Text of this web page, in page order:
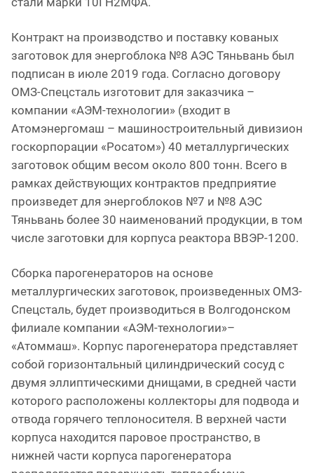
Контракт на производство и поставку кованых
заготовок для энергоблока №8 АЭС Тяньвань был
подписан в июле 2019 года. Согласно договору
ОМЗ-Спецсталь изготовит для заказчика –
компании «АЭМ-технологии» (входит в
Атомэнергомаш – машиностроительный дивизион
госкорпорации «Росатом») 40 металлургических
заготовок общим весом около 800 тонн. Всего в
рамках действующих контрактов предприятие
произведет для энергоблоков №7 и №8 АЭС
Тяньвань более 30 наименований продукции, в том
числе заготовки для корпуса реактора ВВЭР-1200.
Сборка парогенераторов на основе
металлургических заготовок, произведенных ОМЗ-
Спецсталь, будет производиться в Волгодонском
филиале компании «АЭМ-технологии»–
«Атоммаш». Корпус парогенератора представляет
собой горизонтальный цилиндрический сосуд с
двумя эллиптическими днищами, в средней части
которого расположены коллекторы для подвода и
отвода горячего теплоносителя. В верхней части
корпуса находится паровое пространство, в
нижней части корпуса парогенератора